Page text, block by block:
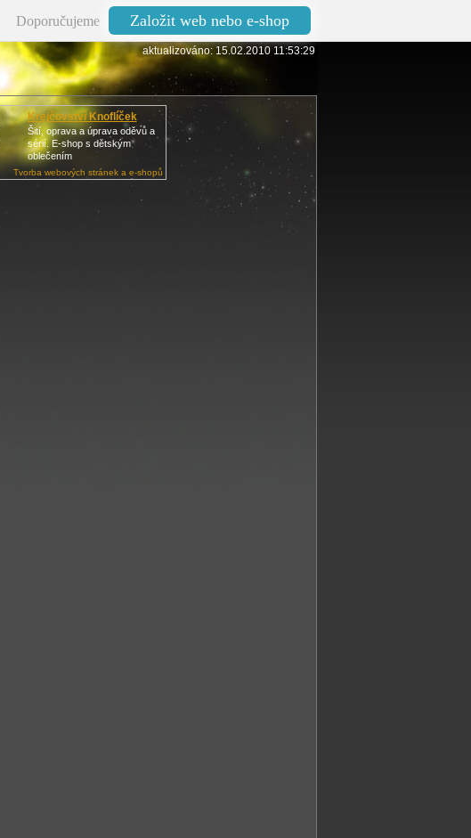
Doporučujeme Založit web nebo e-shop
aktualizováno: 15.02.2010 11:53:29
Krejčovství Knoflíček
Šití, oprava a úprava oděvů a
sérií. E-shop s dětským
oblečením
Tvorba webových stránek a e-shopů